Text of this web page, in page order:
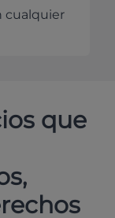
cualquier
que